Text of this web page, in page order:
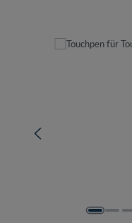
Bildergalerie überspringen